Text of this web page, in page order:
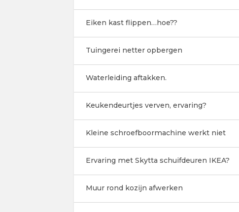
Eiken kast flippen…hoe??
Tuingerei netter opbergen
Waterleiding aftakken.
Keukendeurtjes verven, ervaring?
Kleine schroefboormachine werkt niet
Ervaring met Skytta schuifdeuren IKEA?
Muur rond kozijn afwerken